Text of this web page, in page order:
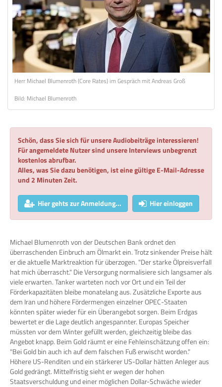
Herr Michael Blumenroth (Core Rates) im Gespräch mit Andreas Groß
Bild: Michael Blumenroth
Schön, dass Sie sich für unsere Audiobeiträge interessieren!
Für angemeldete Nutzer sind unsere Interviews unbegrenzt
kostenlos abrufbar.
Alles, was Sie dazu benötigen, ist eine gültige E-Mail-Adresse
und 2 Minuten Zeit.
Hier gehts zur Anmeldung... Hier einloggen
Michael Blumenroth von der Deutschen Bank ordnet den
überraschenden Einbruch am Ölmarkt ein. Trotz sinkender Preise hält
er die aktuelle Marktreaktion für überzogen. "Der starke Ölpreisverfall
hat mich überrascht." Die Versorgung normalisiere sich langsamer als
viele erwarten. Tanker warteten noch vor Ort und ein Teil der
Förderkapazitäten bleibe monatelang aus. Zusätzliche Exporte aus
dem Iran und höhere Fördermengen einzelner OPEC-Staaten
könnten später wieder für ein Überangebot sorgen. Beim Erdgas
bewertet er die Lage deutlich angespannter. Europas Speicher
müssten vor dem Winter gefüllt werden, gleichzeitig bleibe das
Angebot knapp. Beim Gold räumt er eine Fehleinschätzung offen ein:
"Bei Gold bin auch ich auf dem falschen Fuß erwischt worden."
Höhere US-Renditen und ein stärkerer US-Dollar hätten Anleger aus
Gold gedrängt. Mittelfristig sieht er wegen der hohen
Staatsverschuldung und einer möglichen Dollar-Schwäche wieder